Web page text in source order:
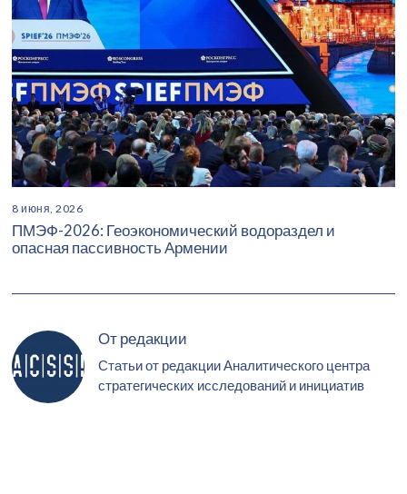
8 июня, 2026
ПМЭФ-2026: Геоэкономический водораздел и
опасная пассивность Армении
От редакции
Статьи от редакции Аналитического центра
стратегических исследований и инициатив